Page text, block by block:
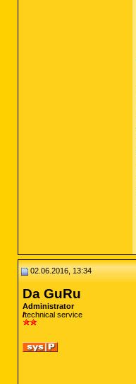
02.06.2016, 13:34
Da GuRu
Administrator
technical service